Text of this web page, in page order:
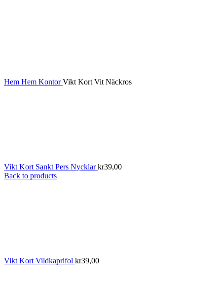
Hem Hem KontorVikt Kort Vit Näckros
Vikt Kort Sankt Pers Nycklarkr39,00
Back to products
Vikt Kort Vildkaprifol kr39,00